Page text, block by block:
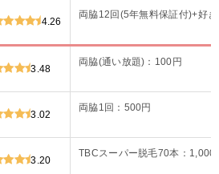
4.26
両脇12回(5年無料保証付)+好
3.48
両脇(通い放題)：100円
3.02
両脇1回：500円
3.20
TBCスーパー脱毛70本：1,000